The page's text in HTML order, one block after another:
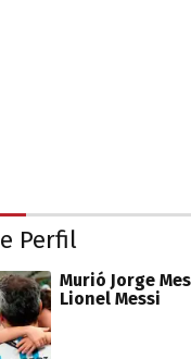
Perfil
Murió Jorge
Lionel Messi